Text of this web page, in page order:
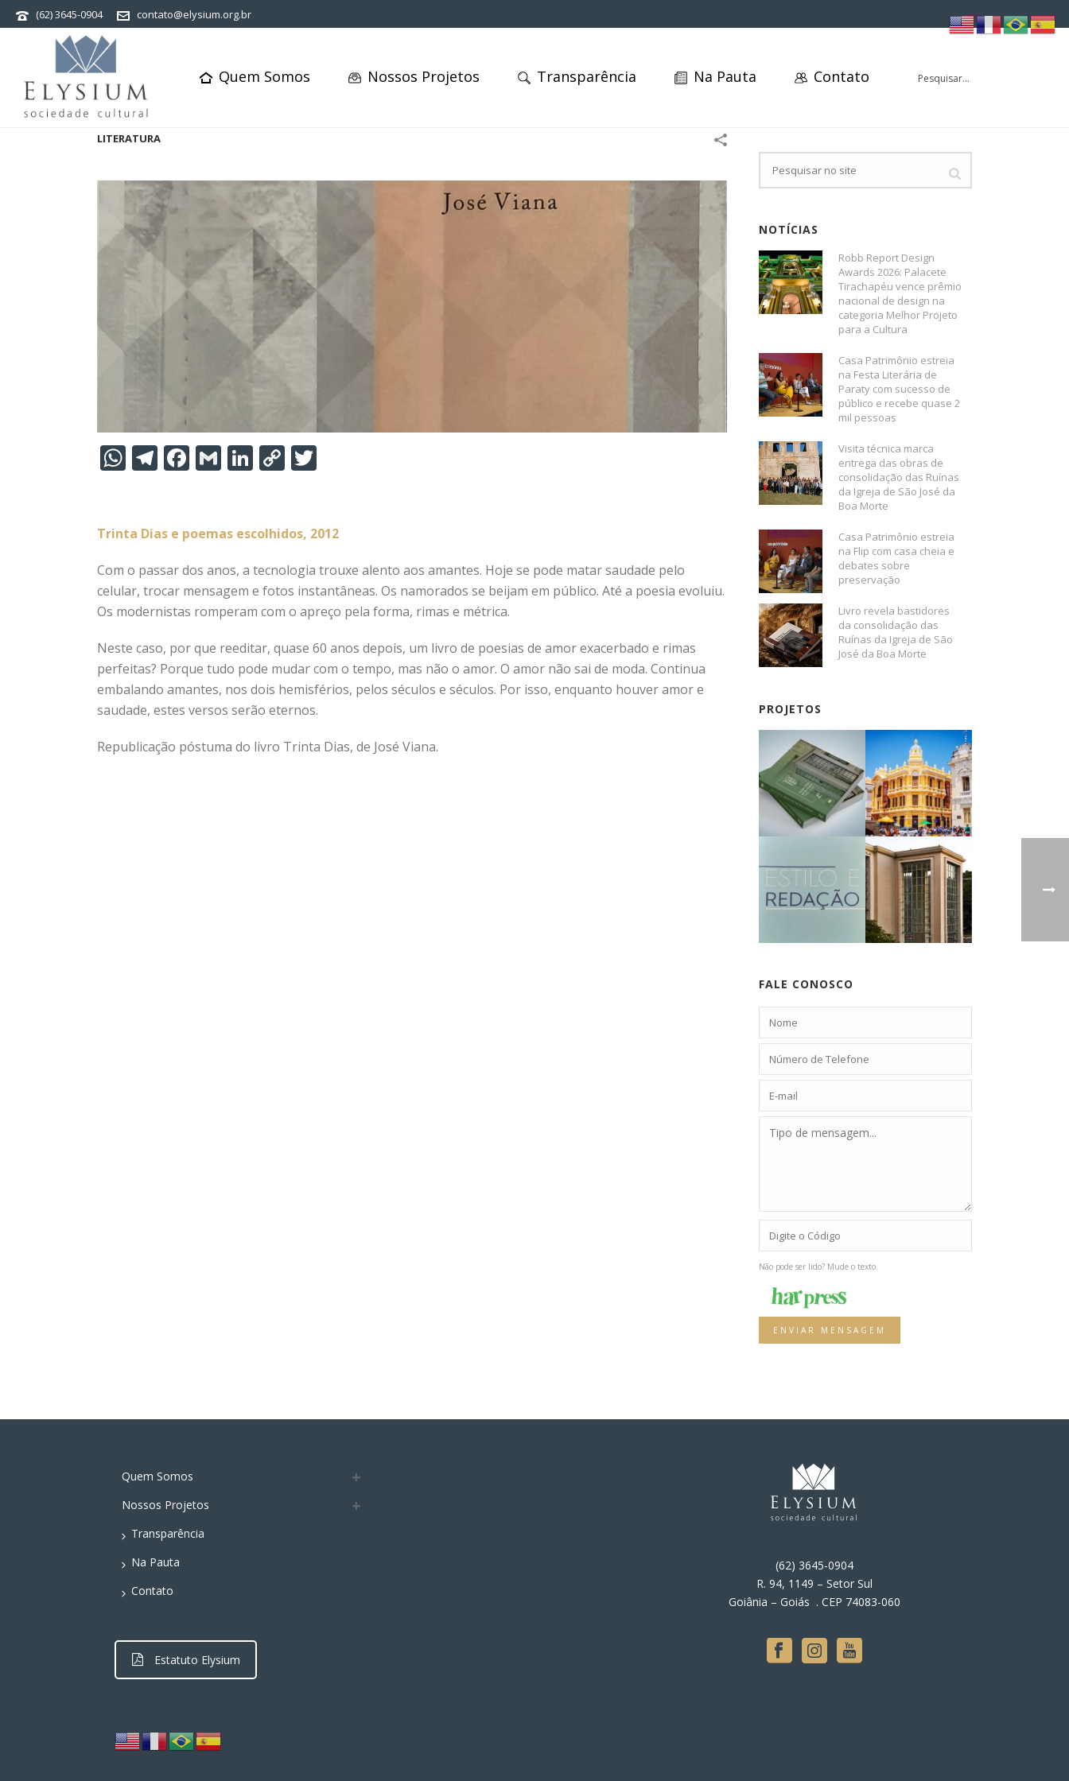
(62) 3645-0904 contato@elysium.org.br
Quem Somos Nossos Projetos Transparência Na Pauta Contato
LITERATURA
W
s
A
p
p
T
gr
a
m
F
b
o
o
k
G
l
Li
e
dI
n
C
y
Li
n
k
er
Trinta Dias e poemas escolhidos, 2012
Com o passar dos anos, a tecnologia trouxe alento aos amantes. Hoje se pode matar saudade pelo
celular, trocar mensagem e fotos instantâneas. Os namorados se beijam em público. Até a poesia evoluiu.
Os modernistas romperam com o apreço pela forma, rimas e métrica.
Neste caso, por que reeditar, quase 60 anos depois, um livro de poesias de amor exacerbado e rimas
perfeitas? Porque tudo pode mudar com o tempo, mas não o amor. O amor não sai de moda. Continua
embalando amantes, nos dois hemisférios, pelos séculos e séculos. Por isso, enquanto houver amor e
saudade, estes versos serão eternos.
Republicação póstuma do livro Trinta Dias, de José Viana.
NOTÍCIAS
Robb Report Design
Awards 2026: Palacete
Tirachapéu vence prêmio
nacional de design na
categoria Melhor Projeto
para a Cultura
Casa Patrimônio estreia
na Festa Literária de
Paraty com sucesso de
público e recebe quase 2
mil pessoas
Visita técnica marca
entrega das obras de
consolidação das Ruínas
da Igreja de São José da
Boa Morte
Casa Patrimônio estreia
na Flip com casa cheia e
debates sobre
preservação
Livro revela bastidores
da consolidação das
Ruínas da Igreja de São
José da Boa Morte
PROJETOS
FALE CONOSCO
Não pode ser lido? Mude o texto.
ENVIAR MENSAGEM
Quem Somos
Nossos Projetos
Transparência
Na Pauta
Contato
Estatuto Elysium
(62) 3645-0904
R. 94, 1149 – Setor Sul
Goiânia – Goiás . CEP 74083-060